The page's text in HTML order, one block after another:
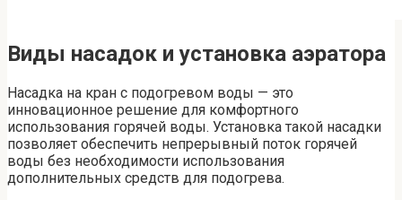
Виды насадок и установка аэратора
Насадка на кран с подогревом воды — это
инновационное решение для комфортного
использования горячей воды. Установка такой насадки
позволяет обеспечить непрерывный поток горячей
воды без необходимости использования
дополнительных средств для подогрева.